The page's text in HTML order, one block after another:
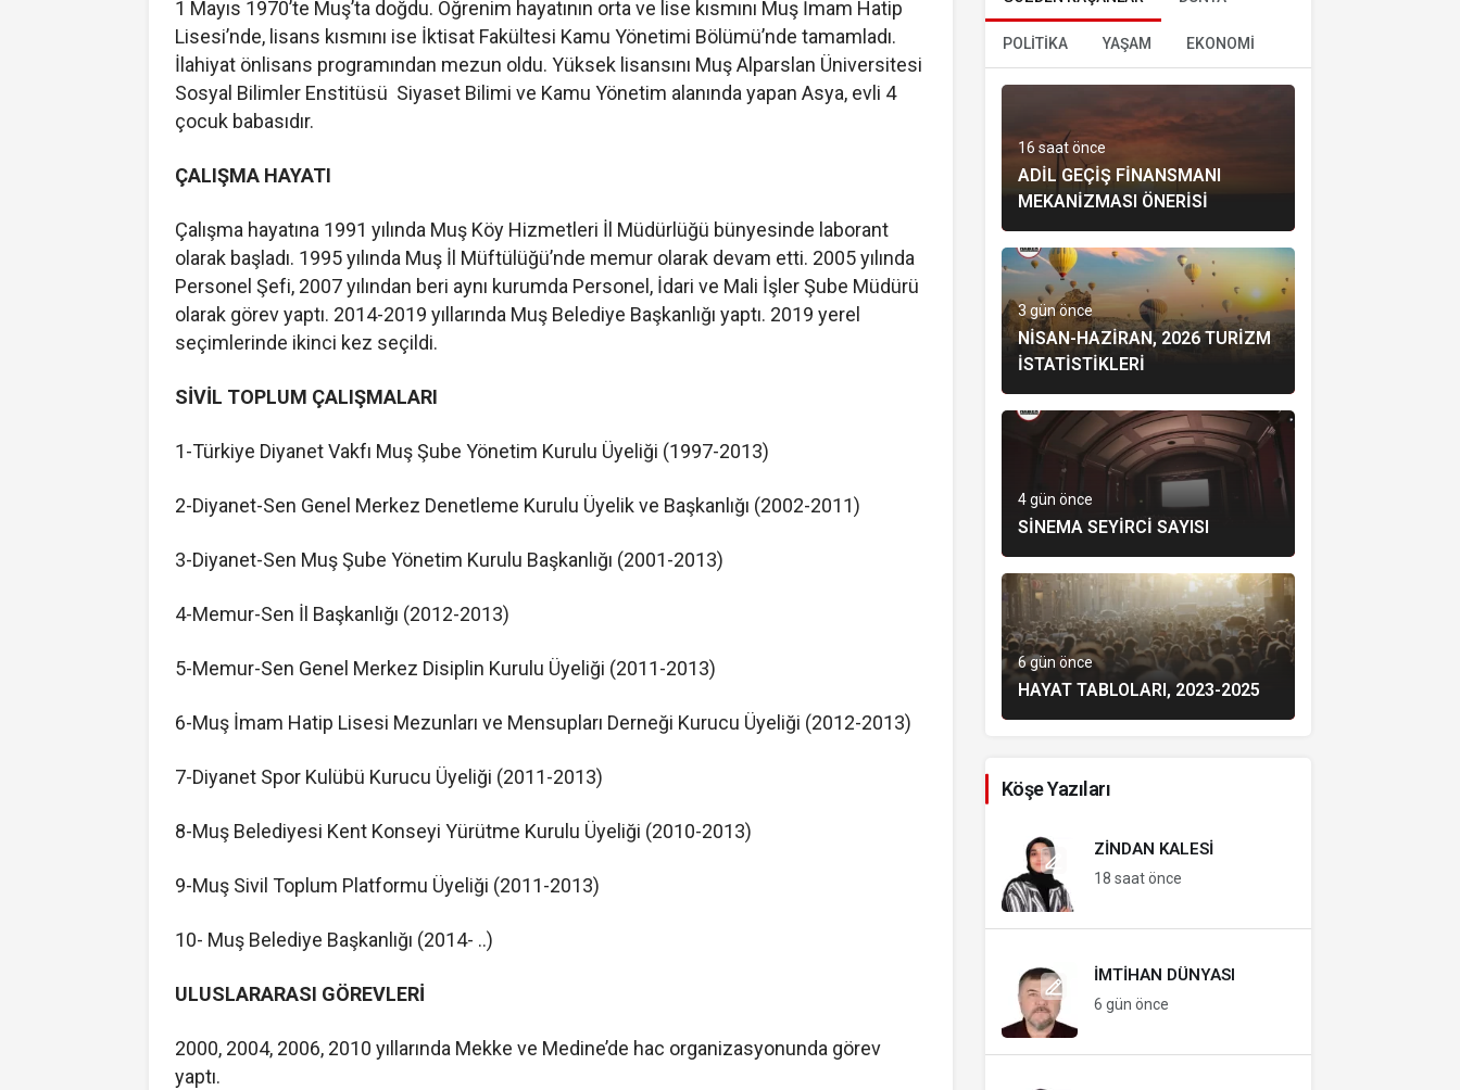
1 Mayıs 1970’te Muş’ta doğdu. Öğrenim hayatının orta ve lise kısmını Muş İmam Hatip
Lisesi’nde, lisans kısmını ise İktisat Fakültesi Kamu Yönetimi Bölümü’nde tamamladı.
İlahiyat önlisans programından mezun oldu. Yüksek lisansını Muş Alparslan Üniversitesi
Sosyal Bilimler Enstitüsü Siyaset Bilimi ve Kamu Yönetim alanında yapan Asya, evli 4
çocuk babasıdır.
ÇALIŞMA HAYATI
Çalışma hayatına 1991 yılında Muş Köy Hizmetleri İl Müdürlüğü bünyesinde laborant
olarak başladı. 1995 yılında Muş İl Müftülüğü’nde memur olarak devam etti. 2005 yılında
Personel Şefi, 2007 yılından beri aynı kurumda Personel, İdari ve Mali İşler Şube Müdürü
olarak görev yaptı. 2014-2019 yıllarında Muş Belediye Başkanlığı yaptı. 2019 yerel
seçimlerinde ikinci kez seçildi.
SİVİL TOPLUM ÇALIŞMALARI
1-Türkiye Diyanet Vakfı Muş Şube Yönetim Kurulu Üyeliği (1997-2013)
2-Diyanet-Sen Genel Merkez Denetleme Kurulu Üyelik ve Başkanlığı (2002-2011)
3-Diyanet-Sen Muş Şube Yönetim Kurulu Başkanlığı (2001-2013)
4-Memur-Sen İl Başkanlığı (2012-2013)
5-Memur-Sen Genel Merkez Disiplin Kurulu Üyeliği (2011-2013)
6-Muş İmam Hatip Lisesi Mezunları ve Mensupları Derneği Kurucu Üyeliği (2012-2013)
7-Diyanet Spor Kulübü Kurucu Üyeliği (2011-2013)
8-Muş Belediyesi Kent Konseyi Yürütme Kurulu Üyeliği (2010-2013)
9-Muş Sivil Toplum Platformu Üyeliği (2011-2013)
10- Muş Belediye Başkanlığı (2014- ..)
ULUSLARARASI GÖREVLERİ
2000, 2004, 2006, 2010 yıllarında Mekke ve Medine’de hac organizasyonunda görev
yaptı.
POLİTİKA YAŞAM EKONOMİ
16 saat önce
ADIL GEÇIŞ FINANSMANI
MEKANIZMASI ÖNERISI
3 gün önce
NISAN-HAZIRAN, 2026 TURIZM
İSTATISTIKLERI
4 gün önce
SINEMA SEYIRCI SAYISI
6 gün önce
HAYAT TABLOLARI, 2023-2025
Köşe Yazıları
ZINDAN KALESI
18 saat önce
İMTIHAN DÜNYASI
6 gün önce